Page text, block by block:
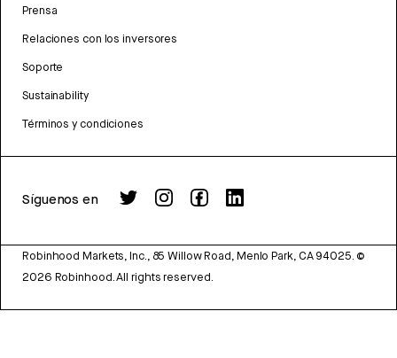
Prensa
Relaciones con los inversores
Soporte
Sustainability
Términos y condiciones
Síguenos en
Robinhood Markets, Inc., 85 Willow Road, Menlo Park, CA 94025. ©
2026 Robinhood. All rights reserved.